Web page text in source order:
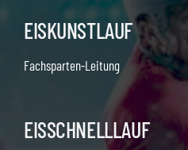
EISKUNSTLAUF
Fachsparten-Leitung
EISSCHNELLLAUF